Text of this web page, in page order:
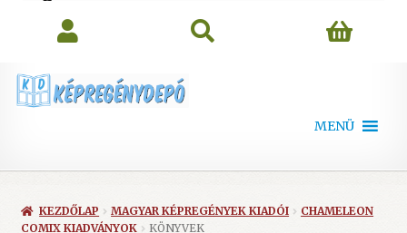
MENÜ
KEZDŐLAP MAGYAR KÉPREGÉNYEK KIADÓI
CHAMELEON
COMIX KIADVÁNYOK
KÖNYVEK